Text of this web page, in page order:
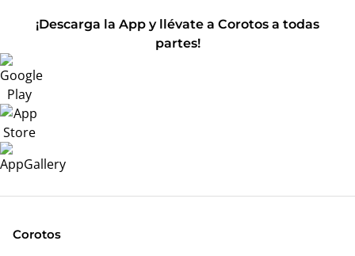
¡Descarga la App y llévate a Corotos a todas
partes!
Corotos